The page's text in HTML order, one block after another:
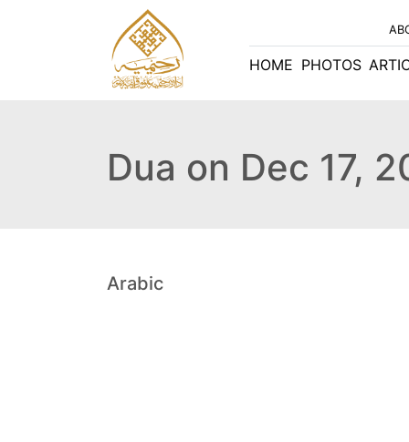
HOME PHOTOS
Dua on Dec 17,
Arabic